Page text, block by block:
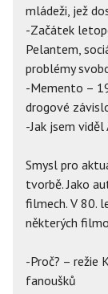
mládeži, jež
-Začátek
Pelantem,
problémy
-Memento –
drogové
-Jak jsem
Smysl pro
tvorbě. Jako
filmech. V 80.
některých
-Proč? – režie
fanoušků